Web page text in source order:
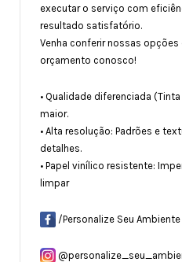
executar o serviço com
resultado satisfatório.
Venha conferir nossas
orçamento conosco!
• Qualidade diferenciada
maior.
• Alta resolução: Padrões e
detalhes.
• Papel vinílico resistente:
limpar
/Personalize Seu Ambiente